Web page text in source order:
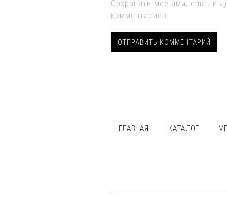
Сохранить моё имя, email и
комментариев.
ГЛАВНАЯ КАТАЛОГ